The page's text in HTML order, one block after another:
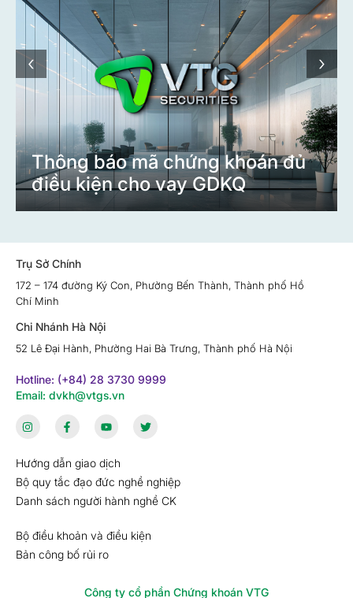
Thông báo mã chứng khoán đủ
điều kiện cho vay GDKQ
‹ ›
Trụ Sở Chính
172 – 174 đường Ký Con, Phường Bến Thành, Thành phố Hồ
Chí Minh
Chi Nhánh Hà Nội
52 Lê Đại Hành, Phường Hai Bà Trưng, Thành phố Hà Nội
Hotline: (+84) 28 3730 9999
Email: dvkh@vtgs.vn
Hướng dẫn giao dịch
Bộ quy tắc đạo đức nghề nghiệp
Danh sách người hành nghề CK
Bộ điều khoản và điều kiện
Bản công bố rủi ro
Công ty cổ phần Chứng khoán VTG